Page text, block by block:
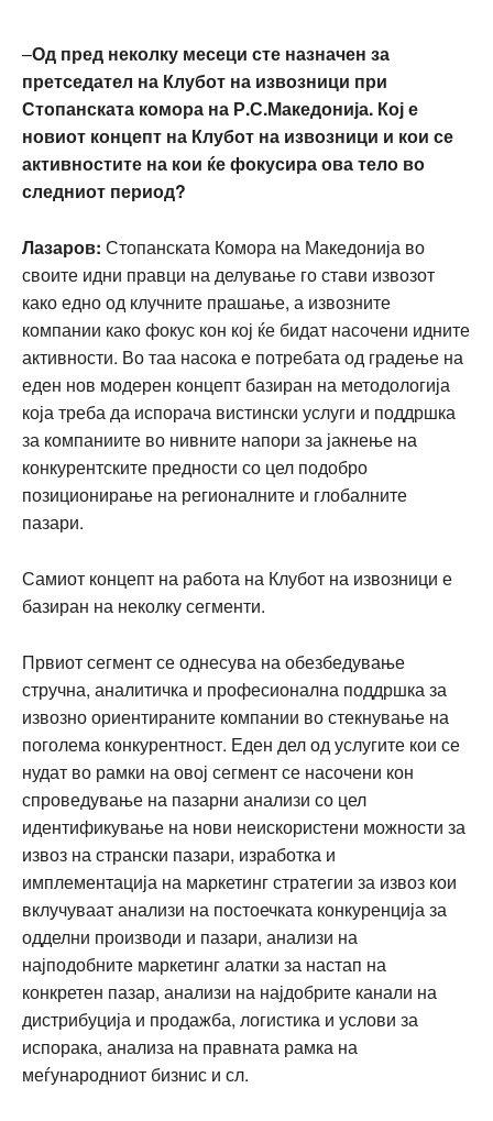
–Од пред неколку месеци сте назначен за
претседател на Клубот на извозници при
Стопанската комора на Р.С.Македонија. Кој е
новиот концепт на Клубот на извозници и кои се
активностите на кои ќе фокусира ова тело во
следниот период?
Лазаров: Стопанската Комора на Македонија во
своите идни правци на делување го стави извозот
како едно од клучните прашање, а извозните
компании како фокус кон кој ќе бидат насочени идните
активности. Во таа насока e потребата од градење на
еден нов модерен концепт базиран на методологија
која треба да испорача вистински услуги и поддршка
за компаниите во нивните напори за јакнење на
конкурентските предности со цел подобро
позиционирање на регионалните и глобалните
пазари.
Самиот концепт на работа на Клубот на извозници е
базиран на неколку сегменти.
Првиот сегмент се однесува на обезбедување
стручна, аналитичка и професионална поддршка за
извозно ориентираните компании во стекнување на
поголема конкурентност. Еден дел од услугите кои се
нудат во рамки на овој сегмент се насочени кон
спроведување на пазарни анализи со цел
идентификување на нови неискористени можности за
извоз на странски пазари, изработка и
имплементација на маркетинг стратегии за извоз кои
вклучуваат анализи на постоечката конкуренција за
одделни производи и пазари, анализи на
најподобните маркетинг алатки за настап на
конкретен пазар, анализи на најдобрите канали на
дистрибуција и продажба, логистика и услови за
испорака, анализа на правната рамка на
меѓународниот бизнис и сл.